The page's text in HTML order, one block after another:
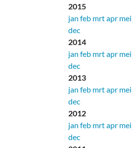
2015
jan feb mrtapr mei
dec
2014
jan feb mrtapr mei
dec
2013
jan feb mrtapr mei
dec
2012
jan feb mrtapr mei
dec